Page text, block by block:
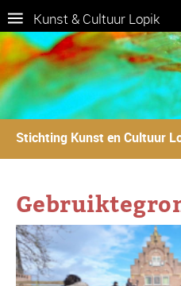
Kunst & Cultuur Lopik
Stichting Kunst en Cultuur